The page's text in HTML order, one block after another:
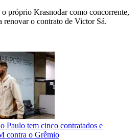
próprio Krasnodar como concorrente,
renovar o contrato de Victor Sá.
Paulo tem cinco contratados e
contra o Grêmio